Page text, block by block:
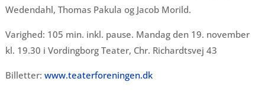
Wedendahl, Thomas Pakula og Jacob Morild.
Varighed: 105 min. inkl. pause. Mandag den 19. november
kl. 19.30 i Vordingborg Teater, Chr. Richardtsvej 43
Billetter: www.teaterforeningen.dk